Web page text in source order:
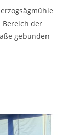
der
gebunden